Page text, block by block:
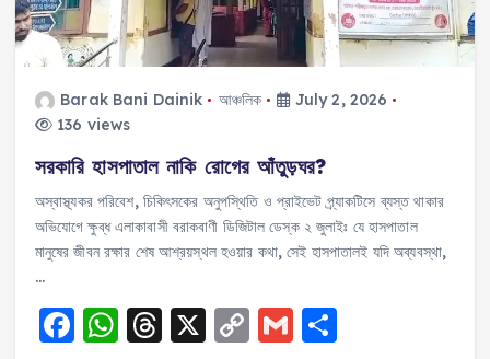
Barak Bani Dainik আঞ্চলিক
July 2, 2026
136 views
সরকারি হাসপাতাল নাকি রোগের আঁতুড়ঘর?
অস্বাস্থ্যকর পরিবেশ, চিকিৎসকের অনুপস্থিতি ও প্রাইভেট প্র্যাকটিসে ব্যস্ত থাকার
অভিযোগে ক্ষুব্ধ এলাকাবাসী বরাকবাণী ডিজিটাল ডেস্ক ২ জুলাইঃ যে হাসপাতাল
মানুষের জীবন রক্ষার শেষ আশ্রয়স্থল হওয়ার কথা, সেই হাসপাতালই যদি অব্যবস্থা,
…
F WT X C G S